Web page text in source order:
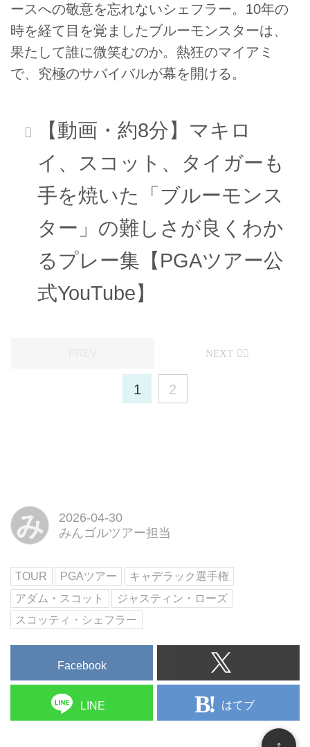
ースへの敬意を忘れないシェフラー。10年の
時を経て目を覚ましたブルーモンスターは、
果たして誰に微笑むのか。熱狂のマイアミ
で、究極のサバイバルが幕を開ける。
【動画・約8分】マキロ
イ、スコット、タイガーも
手を焼いた「ブルーモンス
ター」の難しさが良くわか
るプレー集【PGAツアー公
式YouTube】
1 2
み
2026-04-30
みんゴルツアー担当
TOUR PGAツアー
キャデラック選手権
アダム・スコット
ジャスティン・ローズ
スコッティ・シェフラー
Facebook
LINE はてブ